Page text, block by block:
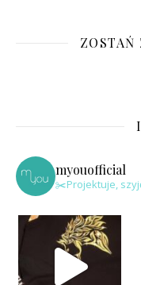
myouofficial
✂️Projektuje,